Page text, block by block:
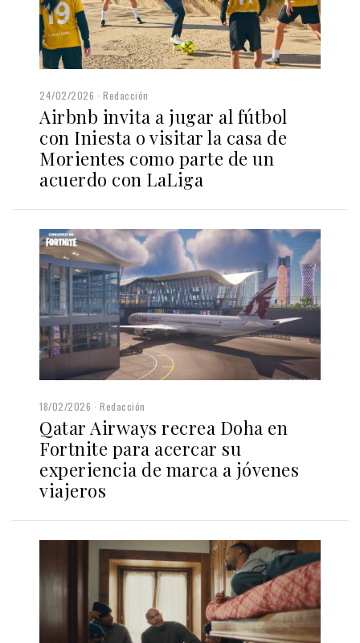
24/02/2026 Redacción
Airbnb invita a jugar al fútbol
con Iniesta o visitar la casa de
Morientes como parte de un
acuerdo con LaLiga
18/02/2026 Redacción
Qatar Airways recrea Doha en
Fortnite para acercar su
experiencia de marca a jóvenes
viajeros